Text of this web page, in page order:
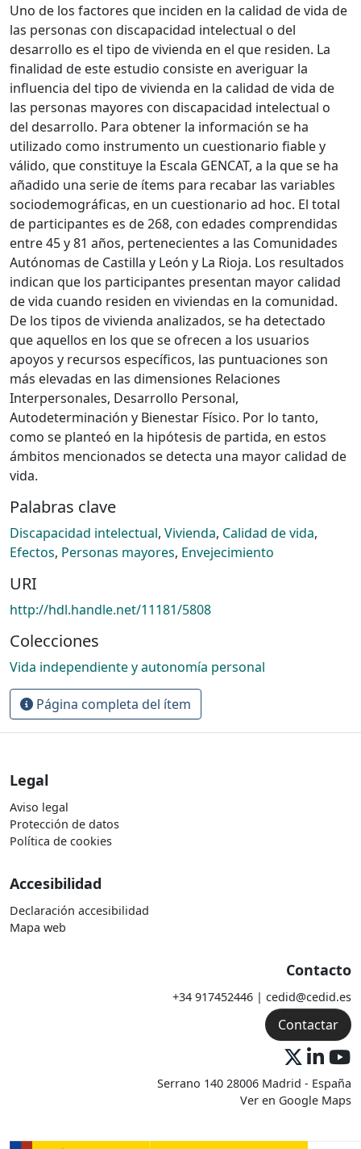
Uno de los factores que inciden en la calidad de vida de
las personas con discapacidad intelectual o del
desarrollo es el tipo de vivienda en el que residen. La
finalidad de este estudio consiste en averiguar la
influencia del tipo de vivienda en la calidad de vida de
las personas mayores con discapacidad intelectual o
del desarrollo. Para obtener la información se ha
utilizado como instrumento un cuestionario fiable y
válido, que constituye la Escala GENCAT, a la que se ha
añadido una serie de ítems para recabar las variables
sociodemográficas, en un cuestionario ad hoc. El total
de participantes es de 268, con edades comprendidas
entre 45 y 81 años, pertenecientes a las Comunidades
Autónomas de Castilla y León y La Rioja. Los resultados
indican que los participantes presentan mayor calidad
de vida cuando residen en viviendas en la comunidad.
De los tipos de vivienda analizados, se ha detectado
que aquellos en los que se ofrecen a los usuarios
apoyos y recursos específicos, las puntuaciones son
más elevadas en las dimensiones Relaciones
Interpersonales, Desarrollo Personal,
Autodeterminación y Bienestar Físico. Por lo tanto,
como se planteó en la hipótesis de partida, en estos
ámbitos mencionados se detecta una mayor calidad de
vida.
Palabras clave
Discapacidad intelectual, Vivienda, Calidad de vida,
Efectos, Personas mayores, Envejecimiento
URI
http://hdl.handle.net/11181/5808
Colecciones
Vida independiente y autonomía personal
Página completa del ítem
Legal
Aviso legal
Protección de datos
Política de cookies
Accesibilidad
Declaración accesibilidad
Mapa web
Contacto
+34 917452446 | cedid@cedid.es
Contactar
Serrano 140 28006 Madrid - España
Ver en Google Maps